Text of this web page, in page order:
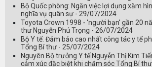
Bộ Quốc phòng: Ngăn việc lợi dụng xăm
nghĩa vụ quân sự - 29/07/2024
Toyota Crown 1998 - 'người bạn' gần 20
thư Nguyễn Phú Trọng - 26/07/2024
Bộ Y tế: Đảm bảo cao nhất công tác y tế
Tổng Bí thư - 25/07/2024
Nguyên Bộ trưởng Y tế Nguyễn Thị Kim
cảm xúc đặc biệt khi chăm sóc Tổng Bí